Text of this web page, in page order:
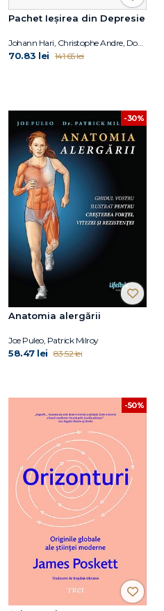
Pachet Ieșirea din Depresie
Johann Hari, Christophe Andre, Domnișoara Caroline
70.83 lei 141.65 lei
-30%
Anatomia alergării
Joe Puleo, Patrick Milroy
58.47 lei 83.52 lei
-50%